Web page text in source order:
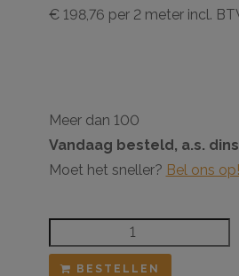
€ 198,76 per 2 meter incl.
Meer dan 100
Vandaag besteld, a.s.
Moet het sneller? Bel ons op!
BESTELLEN